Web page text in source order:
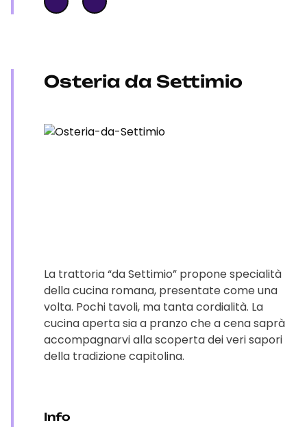
Osteria da Settimio
La trattoria “da Settimio” propone specialità
della cucina romana, presentate come una
volta. Pochi tavoli, ma tanta cordialità. La
cucina aperta sia a pranzo che a cena saprà
accompagnarvi alla scoperta dei veri sapori
della tradizione capitolina.
Info